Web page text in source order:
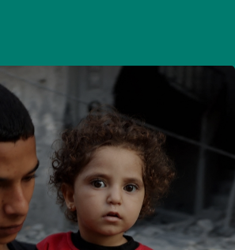
InstagramTwitterYouTubeLinkedIn